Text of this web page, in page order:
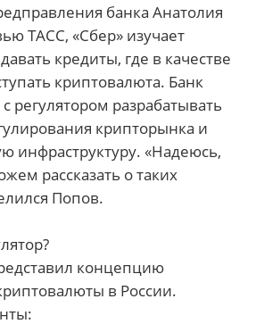
банка Анатолия
ТАСС, «Сбер» изучает
кредиты, где в качестве
криптовалюта. Банк
регулятором разрабатывать
крипторынка и
инфраструктуру. «Надеюсь,
рассказать о таких
Попов.
концепцию
в России.